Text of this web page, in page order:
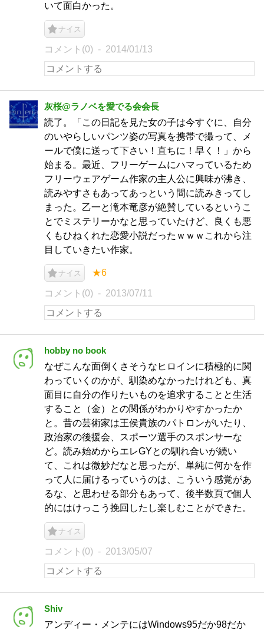
いて面白かった。
ナイス
コメント(0) 2014/01/13
灰桜@ラノベを愛でる会会長
読了。「この日記を見た女の子は今すぐに、自分
のいやらしいパンツ姿の写真を携帯で撮って、メ
ールで僕に送って下さい！直ちに！早く！」から
始まる。最近、フリーゲームにハマっているため
フリーウェアゲーム作家の主人公に興味が沸き、
読みやすさもあってあっという間に読みきってし
まった。乙一と滝本竜彦が絶賛しているというこ
とでミステリーかなと思っていたけど、良くも悪
くもひねくれた恋愛小説だったｗｗｗこれから注
目していきたい作家。
ナイス ★6
コメント(0) 2013/07/11
hobby no book
なぜこんな面倒くさそうなヒロインに積極的に関
わっていくのかが、馴染めなかったけれども、真
面目に自分の作りたいものを追求することと生活
すること（金）との関係がわかりやすかったか
と。昔の芸術家は王侯貴族のパトロンがいたり、
政治家の後援会、スポーツ選手のスポンサーな
ど。読み始めからエレGYとの馴れ合いが続い
て、これは微妙だなと思ったが、単純に何かを作
って人に届けるっていうのは、こういう感覚があ
るな、と思わせる部分もあって、後半数頁で個人
的にはけっこう挽回したし楽しむことができた。
ナイス
コメント(0) 2013/05/07
Shiv
アンディー・メンテにはWindows95だか98だか